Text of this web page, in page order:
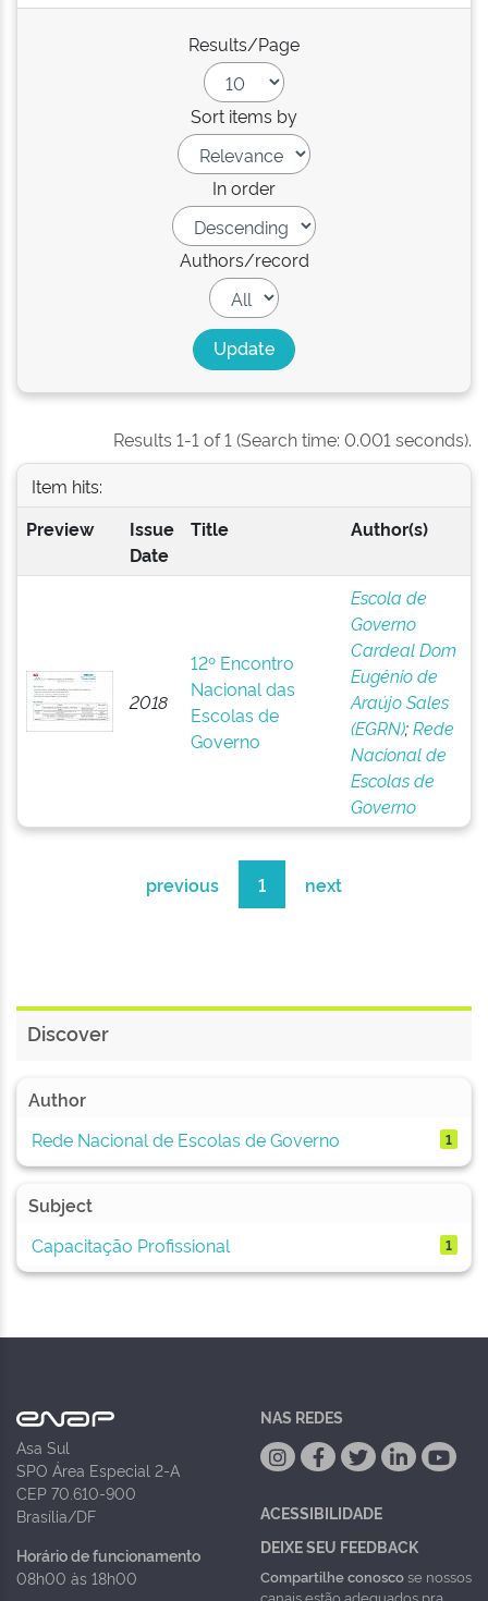
Results/Page
Sort items by
In order
Authors/record
Results 1-1 of 1 (Search time: 0.001 seconds).
Item hits:
Preview
Issue
Date
Title Author(s)
2018
12º Encontro
Nacional das
Escolas de
Governo
Escola de
Governo
Cardeal Dom
Eugênio de
Araújo Sales
(EGRN);Rede
Nacional de
Escolas de
Governo
previous 1 next
Discover
Author
Rede Nacional de Escolas de Governo
1
Subject
Capacitação Profissional
1
Asa Sul
SPO Área Especial 2-A
CEP 70.610-900
Brasília/DF
Horário de funcionamento
08h00 às 18h00
NAS REDES
ACESSIBILIDADE
DEIXE SEU FEEDBACK
Compartilhe conoscose nossos
canais estão adequados pra